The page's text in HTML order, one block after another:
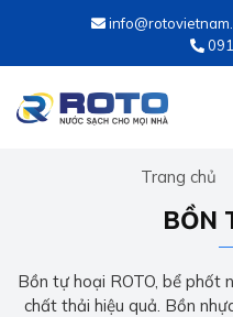
Trang chủ
BỒN
Bồn tự hoại ROTO, bể phốt
chất thải hiệu quả. Bồn